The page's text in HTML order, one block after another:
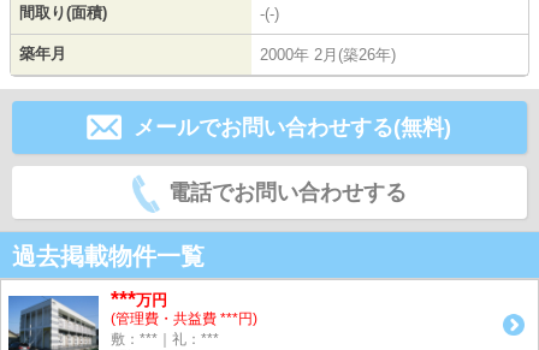
間取り(面積) -(-)
築年月 2000年 2月(築26年)
メールでお問い合わせする(無料)
電話でお問い合わせする
過去掲載物件一覧
***万円
(管理費・共益費 ***円)
敷：***｜礼：***